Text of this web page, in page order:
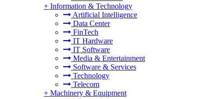
+ Information & Technology
Artificial Intelligence
Data Center
FinTech
IT Hardware
IT Software
Media & Entertainment
Software & Services
Technology
Telecom
+ Machinery & Equipment